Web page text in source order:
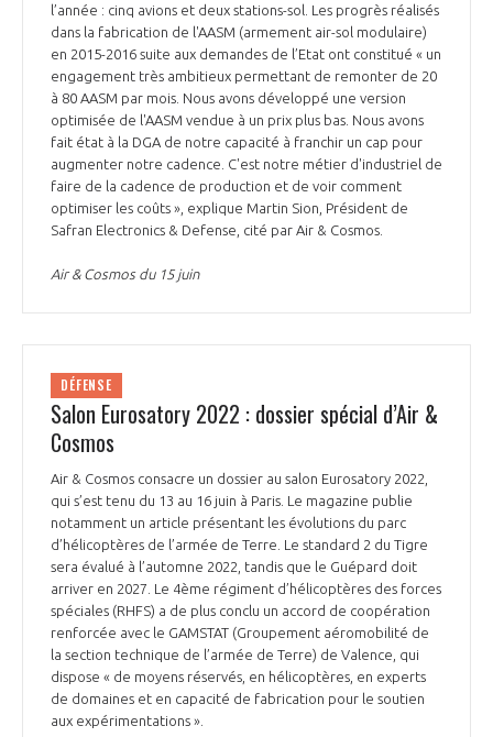
l’année : cinq avions et deux stations-sol. Les progrès réalisés
dans la fabrication de l'AASM (armement air-sol modulaire)
en 2015-2016 suite aux demandes de l’Etat ont constitué « un
engagement très ambitieux permettant de remonter de 20
à 80 AASM par mois. Nous avons développé une version
optimisée de l'AASM vendue à un prix plus bas. Nous avons
fait état à la DGA de notre capacité à franchir un cap pour
augmenter notre cadence. C'est notre métier d'industriel de
faire de la cadence de production et de voir comment
optimiser les coûts », explique Martin Sion, Président de
Safran Electronics & Defense, cité par Air & Cosmos.
Air & Cosmos du 15 juin
DÉFENSE
Salon Eurosatory 2022 : dossier spécial d’Air &
Cosmos
Air & Cosmos consacre un dossier au salon Eurosatory 2022,
qui s’est tenu du 13 au 16 juin à Paris. Le magazine publie
notamment un article présentant les évolutions du parc
d’hélicoptères de l’armée de Terre. Le standard 2 du Tigre
sera évalué à l’automne 2022, tandis que le Guépard doit
arriver en 2027. Le 4ème régiment d’hélicoptères des forces
spéciales (RHFS) a de plus conclu un accord de coopération
renforcée avec le GAMSTAT (Groupement aéromobilité de
la section technique de l’armée de Terre) de Valence, qui
dispose « de moyens réservés, en hélicoptères, en experts
de domaines et en capacité de fabrication pour le soutien
aux expérimentations ».